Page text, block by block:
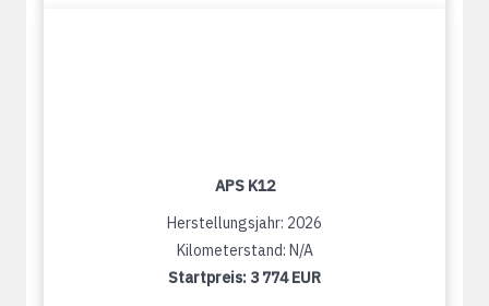
APS K12
Herstellungsjahr: 2026
Kilometerstand: N/A
Startpreis: 3 774 EUR